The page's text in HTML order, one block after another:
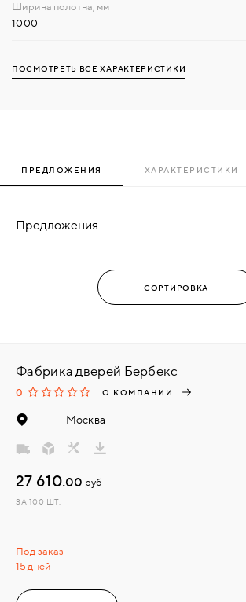
1000
ПОСМОТРЕТЬ ВСЕ ХАРАКТЕРИСТИКИ
ПРЕДЛОЖЕНИЯ ХАРАКТЕРИСТИКИ
Предложения
Фабрика дверей Бербекс
0 О КОМПАНИИ
Москва
Под заказ
15 дней
27 610.00 руб
ЗА 100 ШТ.